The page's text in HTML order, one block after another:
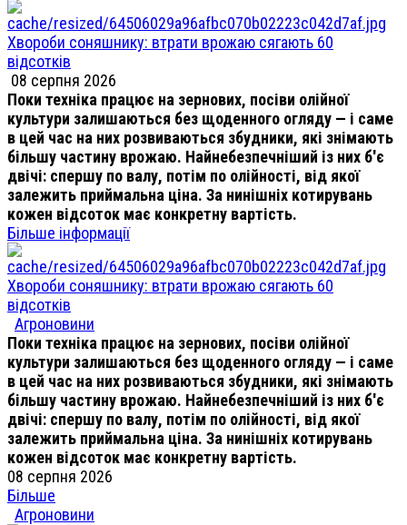
Хвороби соняшнику: втрати врожаю сягають 60
відсотків
08 серпня 2026
Поки техніка працює на зернових, посіви олійної
культури залишаються без щоденного огляду — і саме
в цей час на них розвиваються збудники, які знімають
більшу частину врожаю. Найнебезпечніший із них б'є
двічі: спершу по валу, потім по олійності, від якої
залежить приймальна ціна. За нинішніх котирувань
кожен відсоток має конкретну вартість.
Більше інформації
Хвороби соняшнику: втрати врожаю сягають 60
відсотків
Агроновини
Поки техніка працює на зернових, посіви олійної
культури залишаються без щоденного огляду — і саме
в цей час на них розвиваються збудники, які знімають
більшу частину врожаю. Найнебезпечніший із них б'є
двічі: спершу по валу, потім по олійності, від якої
залежить приймальна ціна. За нинішніх котирувань
кожен відсоток має конкретну вартість.
08 серпня 2026
Більше
Агроновини